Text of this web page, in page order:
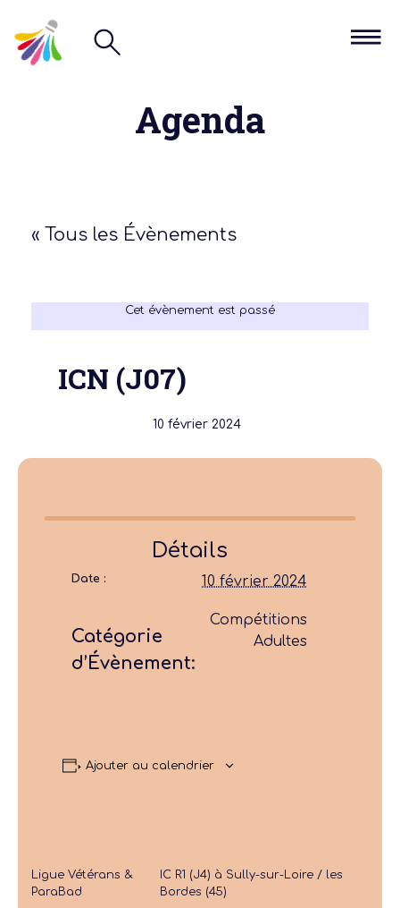
Agenda
« Tous les Évènements
Cet évènement est passé
ICN (J07)
10 février 2024
Détails
Date : 10 février 2024
Catégorie
d’Évènement:
Compétitions
Adultes
Ajouter au calendrier
Ligue Vétérans &
ParaBad
IC R1 (J4) à Sully-sur-Loire / les
Bordes (45)